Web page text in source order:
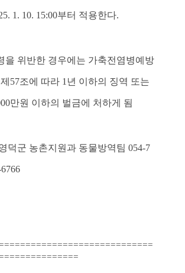
1. 10. 15:00부터 적용한다.
위반한 경우에는 가축전염병예방
57조에 따라 1년 이하의 징역 또는
만원 이하의 벌금에 처하게 됨
덕군 농촌지원과 동물방역팀 054-7